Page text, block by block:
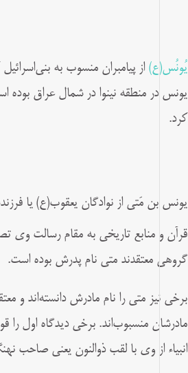
یُونُس(ع) از پیامبران منسوب به
یونس در منطقه نینوا در شمال عراق بوده
کرد.
یونس بن مَتی از نوادگان یعقوب(ع) یا
قرآن و منابع تاریخی به مقام رسالت وی
گروهی معتقدند متی نام پدرش بوده است.
برخی نیز متی را نام مادرش دانسته‌اند و
مادرشان منسبوب‌اند. برخی دیدگاه اول را
انبیاء از وی با لقب ذوالنون یعنی صاحب